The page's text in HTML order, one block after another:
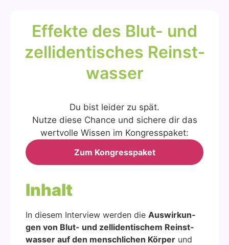
Effek­te des Blut- und
zell­i­den­ti­sches Reinst­
was­ser
Du bist lei­der zu spät.
Nut­ze die­se Chan­ce und siche­re dir das
wert­vol­le Wis­sen im Kon­gress­pa­ket:
Zum Kon­gress­pa­ket
Inhalt
In die­sem Inter­view wer­den die Aus­wir­kun­
gen von Blut- und zell­i­den­ti­schem Reinst­
was­ser auf den mensch­li­chen Kör­per und